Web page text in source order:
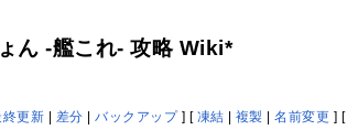
ん -艦これ- 攻略 Wiki*
終更新 | 差分 |バックアップ] [ 凍結 | 複製 |名前変更 ] [